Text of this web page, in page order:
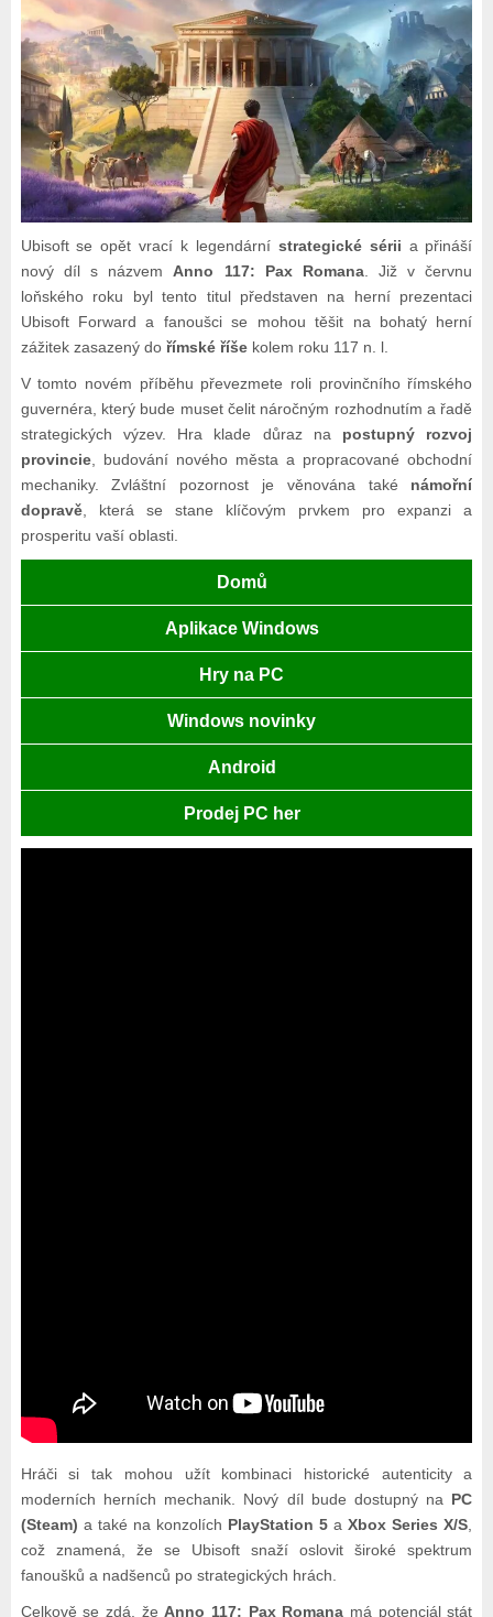
Ubisoft se opět vrací k legendární strategické sérii a přináší
nový díl s názvem Anno 117: Pax Romana. Již v červnu
loňského roku byl tento titul představen na herní prezentaci
Ubisoft Forward a fanoušci se mohou těšit na bohatý herní
zážitek zasazený do římské říšekolem roku 117 n. l.
V tomto novém příběhu převezmete roli provinčního římského
guvernéra, který bude muset čelit náročným rozhodnutím a řadě
strategických výzev. Hra klade důraz na postupný rozvoj
provincie, budování nového města a propracované obchodní
mechaniky. Zvláštní pozornost je věnována také námořní
dopravě, která se stane klíčovým prvkem pro expanzi a
prosperitu vaší oblasti.
Domů
Aplikace Windows
Hry na PC
Windows novinky
Android
Prodej PC her
Hráči si tak mohou užít kombinaci historické autenticity a
moderních herních mechanik. Nový díl bude dostupný na PC
(Steam) a také na konzolích PlayStation 5 aXbox Series X/S
což znamená, že se Ubisoft snaží oslovit široké spektrum
fanoušků a nadšenců po strategických hrách.
Celkově se zdá, že Anno 117: Pax Romana má potenciál stát